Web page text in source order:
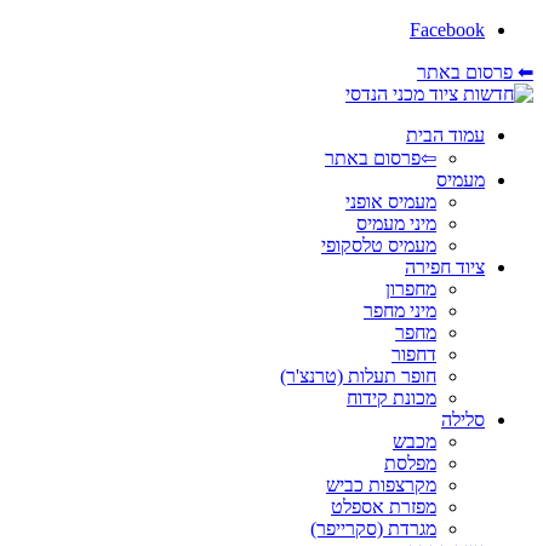
Facebook
⬅ פרסום באתר
עמוד הבית
⇦פרסום באתר
מעמיס
מעמיס אופני
מיני מעמיס
מעמיס טלסקופי
ציוד חפירה
מחפרון
מיני מחפר
מחפר
דחפור
חופר תעלות (טרנצ'ר)
מכונת קידוח
סלילה
מכבש
מפלסת
מקרצפות כביש
מפזרת אספלט
מגרדת (סקרייפר)